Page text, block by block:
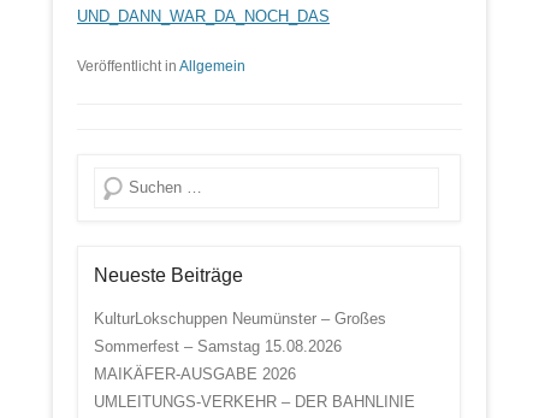
UND_DANN_WAR_DA_NOCH_DAS
Veröffentlicht in Allgemein
Suche
Neueste Beiträge
KulturLokschuppen Neumünster – Großes
Sommerfest – Samstag 15.08.2026
MAIKÄFER-AUSGABE 2026
UMLEITUNGS-VERKEHR – DER BAHNLINIE